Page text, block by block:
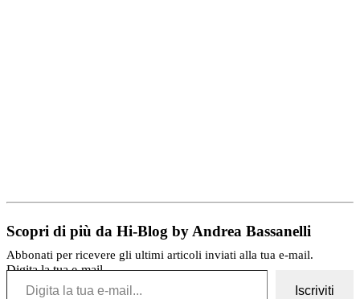
Scopri di più da Hi-Blog by Andrea Bassanelli
Abbonati per ricevere gli ultimi articoli inviati alla tua e-mail.
Digita la tua e-mail...
Iscriviti